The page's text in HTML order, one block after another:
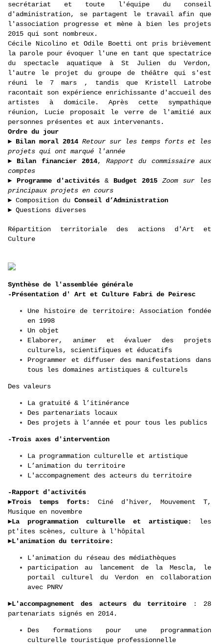
secrétariat et toute l'équipe du conseil
d'administration, se partagent le travail afin que
l'association progresse et mène à bien les projets
2015 qui sont nombreux.
Cécile Nicolino et Odile Boetti ont pris brièvement
la parole pour évoquer l'une en tant que spectatrice
du spectacle aquatique à St Julien du Verdon,
l'autre le projet du groupe de théâtre qui s'est
réuni le 7 mars , tandis que Kristell Latrobe
racontait son expérience enrichissante d'accueil des
artistes à domicile. Après cette sympathique
réunion, Lucie proposait le verre de l'amitié aux
personnes présentes et aux intervenants.
Ordre du jour
► Bilan moral 2014 Retour sur les temps forts et les
projets qui ont marqué l'année
► Bilan financier 2014,Rapport du commissaire aux
comptes
► Programme d'activités & Budget 2015Zoom sur les
principaux projets en cours
► Composition du Conseil d’Administration
► Questions diverses
Répartition territoriale des actions d'Art et
Culture
Synthèse de l'assemblée générale
-Présentation d' Art et Culture Fabri de Peiresc
Une histoire de territoire: Association fondée
en 1998
Un objet
Elaborer, animer et évaluer des projets
culturels, scientifiques et éducatifs
Programmer et diffuser des manifestations dans
tous les domaines artistiques & culturels
Des valeurs
La gratuité & l’itinérance
Des partenariats locaux
Des projets à l’année et pour tous les publics
-Trois axes d'intervention
La programmation culturelle et artistique
L’animation du territoire
L'accompagnement des acteurs du territoire
-Rapport d'activités
►Trois temps forts:
Ciné d'hiver, Mouvement T,
Musique en novembre
►La programmation culturelle et artistique: les
pt'ites scènes, culture à l'hôpital
►L'animation du territoire:
L'animation du réseau des médiathèques
participation au lancement de la Mescla, le
portail culturel du Verdon en collaboration
avec PNRV
►L'accompagnement des acteurs du territoire : 28
partenariats signés en 2014.
Des formations pour une programmation
culturelle touristique professionnelle